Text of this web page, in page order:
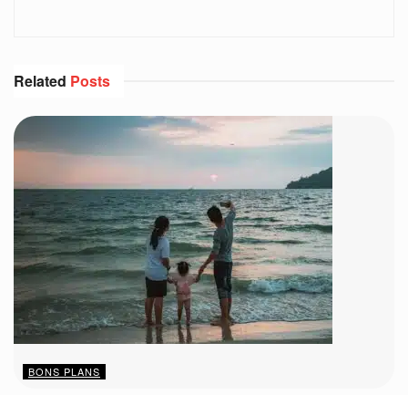
Related Posts
BONS PLANS